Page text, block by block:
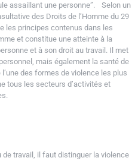
assaillant une personne”. Selon un
des Droits de l’Homme du 29
les principes contenus dans les
et constitue une atteinte à la
et à son droit au travail. Il met
mais également la santé de
des formes de violence les plus
tous les secteurs d’activités et
de travail, il faut distinguer la violence